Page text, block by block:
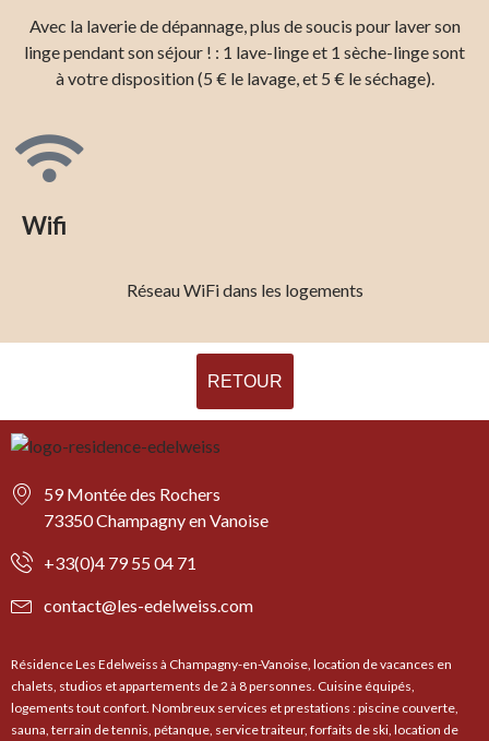
Avec la laverie de dépannage, plus de soucis pour laver son
linge pendant son séjour ! : 1 lave-linge et 1 sèche-linge sont
à votre disposition (5 € le lavage, et 5 € le séchage).
Wifi
Réseau WiFi dans les logements
RETOUR
59 Montée des Rochers
73350 Champagny en Vanoise
+33(0)4 79 55 04 71
contact@les-edelweiss.com
Résidence Les Edelweiss à Champagny-en-Vanoise, location de vacances en
chalets, studios et appartements de 2 à 8 personnes. Cuisine équipés,
logements tout confort. Nombreux services et prestations : piscine couverte,
sauna, terrain de tennis, pétanque, service traiteur, forfaits de ski, location de